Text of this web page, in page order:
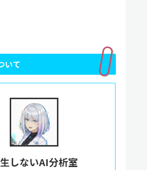
いて
しないAI分析室